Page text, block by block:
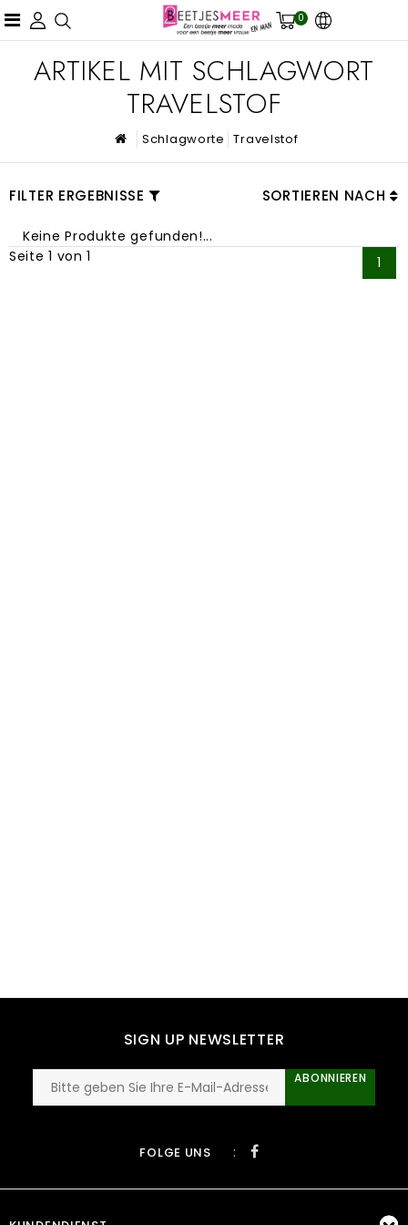
0
ARTIKEL MIT SCHLAGWORT
TRAVELSTOF
Schlagworte Travelstof
FILTER ERGEBNISSE SORTIEREN NACH
Keine Produkte gefunden!...
Seite 1 von 1
1
SIGN UP NEWSLETTER
ABONNIEREN
FOLGE UNS :